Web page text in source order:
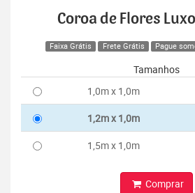
Coroa de Flores
Faixa Grátis Frete Grátis Pague
Tamanhos
1,0m x 1,0m
1,2m x 1,0m
1,5m x 1,0m
Comprar